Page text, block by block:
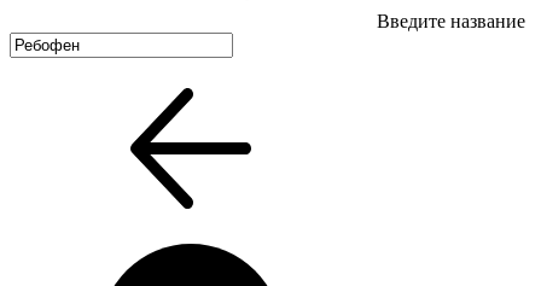
Введите название